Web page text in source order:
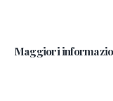
Maggiori